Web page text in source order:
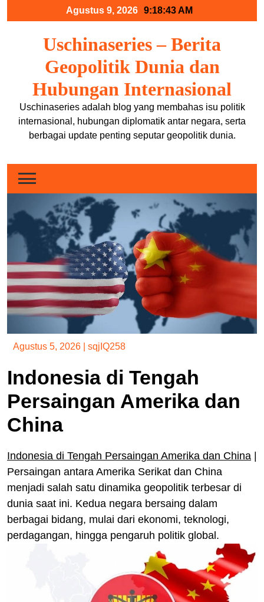
Agustus 9, 2026 9:18:44 AM
Uschinaseries – Berita
Geopolitik Dunia dan
Hubungan Internasional
Uschinaseries adalah blog yang membahas isu politik
internasional, hubungan diplomatik antar negara, serta
berbagai update penting seputar geopolitik dunia.
Agustus 5, 2026 sqjIQ258
Indonesia di Tengah
Persaingan Amerika dan
China
Indonesia di Tengah Persaingan Amerika dan China |
Persaingan antara Amerika Serikat dan China
menjadi salah satu dinamika geopolitik terbesar di
dunia saat ini. Kedua negara bersaing dalam
berbagai bidang, mulai dari ekonomi, teknologi,
perdagangan, hingga pengaruh politik global.